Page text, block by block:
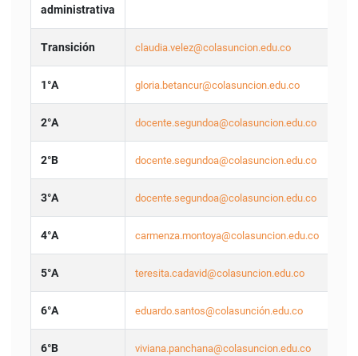
administrativa
Transición claudia.velez@colasuncion.edu.co
1°A gloria.betancur@colasuncion.edu.co
2°A docente.segundoa@colasuncion.edu.co
2°B docente.segundoa@colasuncion.edu.co
3°A docente.segundoa@colasuncion.edu.co
4°A carmenza.montoya@colasuncion.edu.co
5°A teresita.cadavid@colasuncion.edu.co
6°A eduardo.santos@colasunción.edu.co
6°B viviana.panchana@colasuncion.edu.co